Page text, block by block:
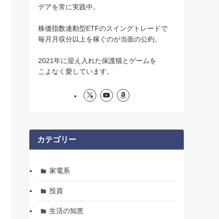
デアを常に実践中。
株価指数連動型ETFのスイングトレードで
毎月月収分以上を稼ぐのが当面の公約。
2021年に迎え入れた保護猫とゲームを
こよなく愛しています。
カテゴリー
家電系
投資
生活の知恵